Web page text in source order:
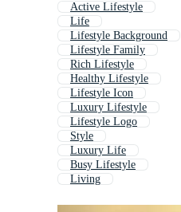
Active Lifestyle
Life
Lifestyle Background
Lifestyle Family
Rich Lifestyle
Healthy Lifestyle
Lifestyle Icon
Luxury Lifestyle
Lifestyle Logo
Style
Luxury Life
Busy Lifestyle
Living